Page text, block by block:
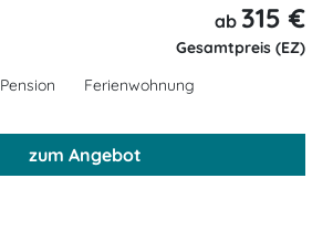
ab 315 €
Gesamtpreis (EZ)
Pension
Ferienwohnung
zum Angebot